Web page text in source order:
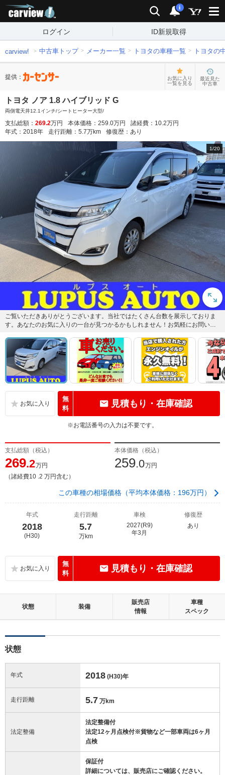
検索 通知
i
ログイン ID新規取得
carview! 中古車トップ メーカー一覧 トヨタの車種一覧 トヨタの
提供：
お気に入り
一覧を見る
最近見た
中古車
トヨタ ノア 1.8 ハイブリッド G
両側電天井12.1インチ/シートヒーター大型/
支払総額： 269.2万円 本体価格： 259.0万円 諸経費： 10.2万円
年式： 2018年 走行距離： 5.7万km 修復歴： あり
1/20
ご覧いただきありがとうございます。当社ではたくさん台数を展示しておりま
す。あなたのお気に入りの一台が見つかるかもしれません！お気軽にお問い合
無
料
見積もり・在庫確認
※お電話番号の入力は不要です。
支払総額（税込）
269.2万円
（諸経費10 .2 万円含む）
本体価格（税込）
259.0万円
この車種の相場価格（平均本体価格：196万円）
年式
2018
(H30)
走行距離
5.7
万km
車検
2027(R9)
年3月
修復歴
あり
無
料
見積もり・在庫確認
状態 装備
販売店
情報
車種
スペック
状態
年式 2018 (H30)年
走行距離 5.7 万km
法定整備
法定整備付
法定12ヶ月点検付※貨物など一部車両は6ヶ月
点検
保証付
詳細については、販売店にご確認ください。